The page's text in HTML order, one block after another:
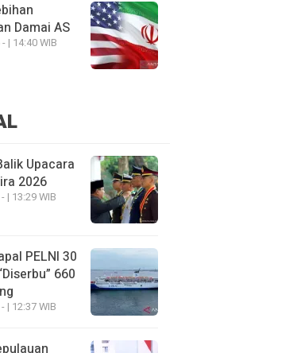
Damai AS
| 14:40 WIB
Upacara
2026
| 13:29 WIB
PELNI 30
660
| 12:37 WIB